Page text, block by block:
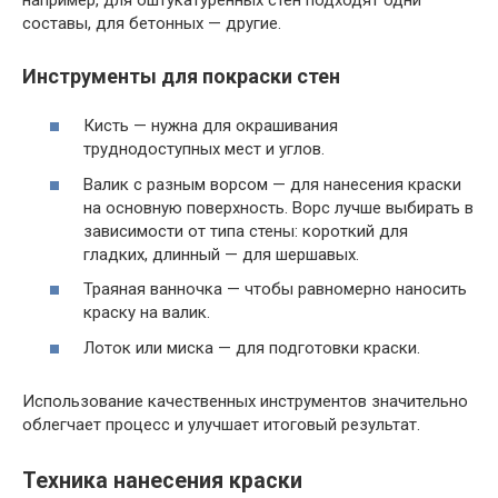
составы, для бетонных — другие.
Инструменты для покраски стен
Кисть — нужна для окрашивания
труднодоступных мест и углов.
Валик с разным ворсом — для нанесения краски
на основную поверхность. Ворс лучше выбирать в
зависимости от типа стены: короткий для
гладких, длинный — для шершавых.
Траяная ванночка — чтобы равномерно наносить
краску на валик.
Лоток или миска — для подготовки краски.
Использование качественных инструментов значительно
облегчает процесс и улучшает итоговый результат.
Техника нанесения краски